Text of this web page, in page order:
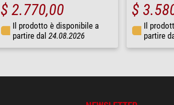
$ 2.770,00
Il prodotto è disponibile a
partire dal 24.08.2026
$
Il
partire